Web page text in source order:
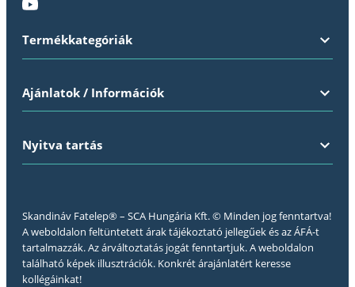
Termékkategóriák
Ajánlatok / Információk
Nyitva tartás
Skandináv Fatelep® – SCA Hungária Kft. © Minden jog fenntartva!
A weboldalon feltüntetett árak tájékoztató jellegűek és az ÁFÁ-t
tartalmazzák. Az árváltoztatás jogát fenntartjuk. A weboldalon
található képek illusztrációk. Konkrét árajánlatért keresse
kollégáinkat!